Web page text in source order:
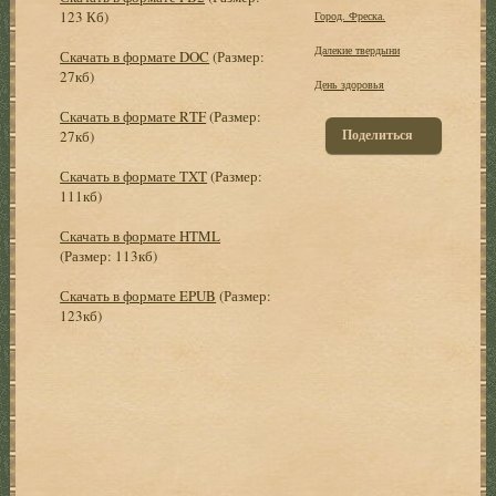
123 Кб)
Скачать в формате DOC (Размер:
27кб)
Скачать в формате RTF(Размер:
27кб)
Скачать в формате TXT(Размер:
111кб)
Скачать в формате HTML
(Размер: 113кб)
Скачать в формате EPUB (Размер:
123кб)
Город. Фреска.
Далекие твердыни
День здоровья
Поделиться